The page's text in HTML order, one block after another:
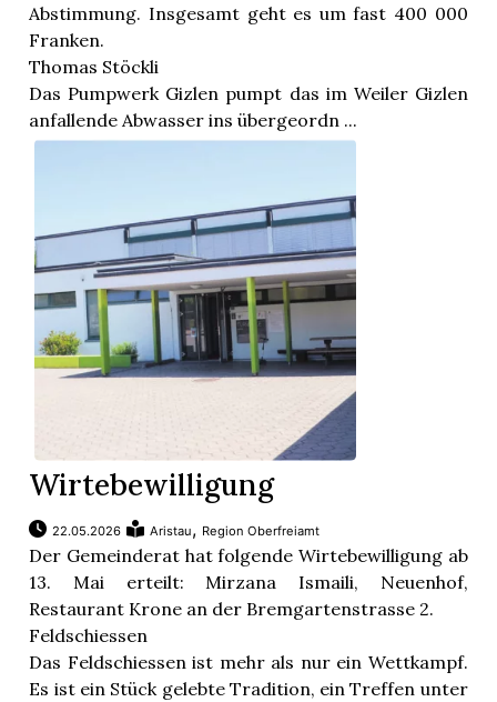
Abstimmung. Insgesamt geht es um fast 400 000
Franken.
Thomas Stöckli
Das Pumpwerk Gizlen pumpt das im Weiler Gizlen
anfallende Abwasser ins übergeordn ...
Wirtebewilligung
22.05.2026 Aristau, Region Oberfreiamt
Der Gemeinderat hat folgende Wirtebewilligung ab
13. Mai erteilt: Mirzana Ismaili, Neuenhof,
Restaurant Krone an der Bremgartenstrasse 2.
Feldschiessen
Das Feldschiessen ist mehr als nur ein Wettkampf.
Es ist ein Stück gelebte Tradition, ein Treffen unter